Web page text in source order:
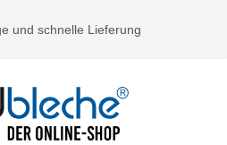
und schnelle Lieferung